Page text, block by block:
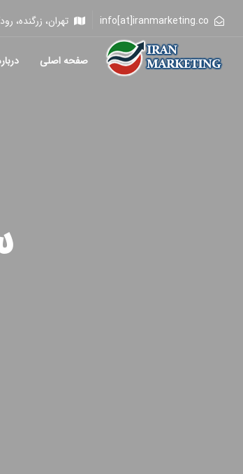
info[at]iranmarketing.co تهران، زرگنده،
صفحه اصلی